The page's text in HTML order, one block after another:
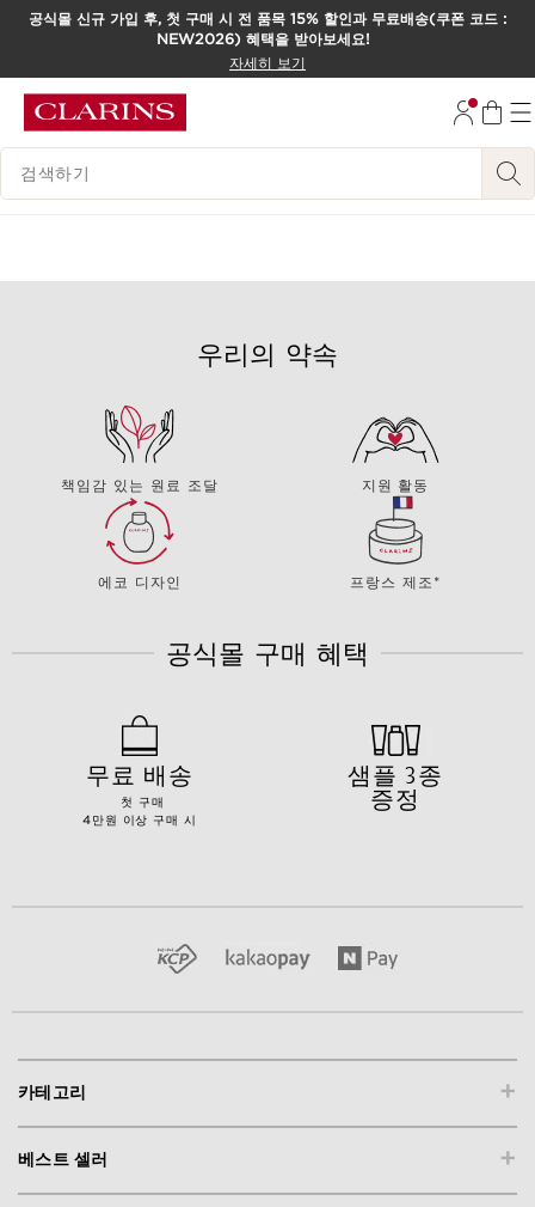
컨텐츠로 이동하기
공식몰 신규 가입 후, 첫 구매 시 전 품목 15% 할인과 무료배송(쿠폰 코드 :
NEW2026) 혜택을 받아보세요!
자세히 보기
범례 검색하기
우리의 약속
책임감 있는 원료 조달 지원 활동
에코 디자인 프랑스 제조*
공식몰 구매 혜택
무료 배송
첫 구매
4만원 이상 구매 시
샘플 3종
증정
+
카테고리
+
베스트 셀러